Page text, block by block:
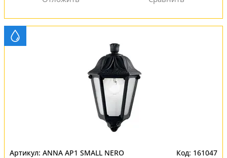
ANNA AP1 SMALL NERO 161047